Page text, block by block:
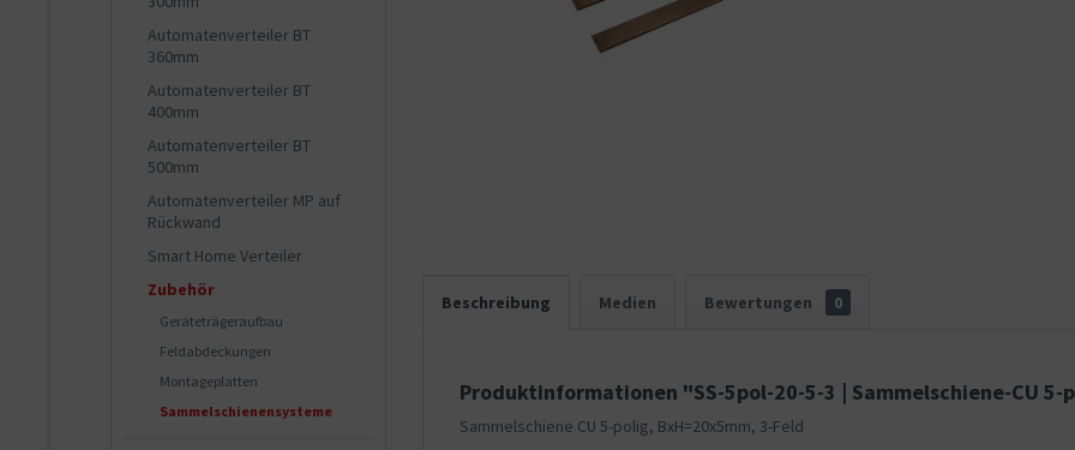
Automatenverteiler BT
360mm
Automatenverteiler BT
400mm
Automatenverteiler BT
500mm
Automatenverteiler MP auf
Rückwand
Smart Home Verteiler
Zubehör
Geräteträgeraufbau
Feldabdeckungen
Montageplatten
Sammelschienensysteme
Beschreibung Medien Bewertungen 0
Produktinformationen "SS-5pol-20-5-3 | Sammelschiene-CU 5-
Sammelschiene CU 5-polig, BxH=20x5mm, 3-Feld